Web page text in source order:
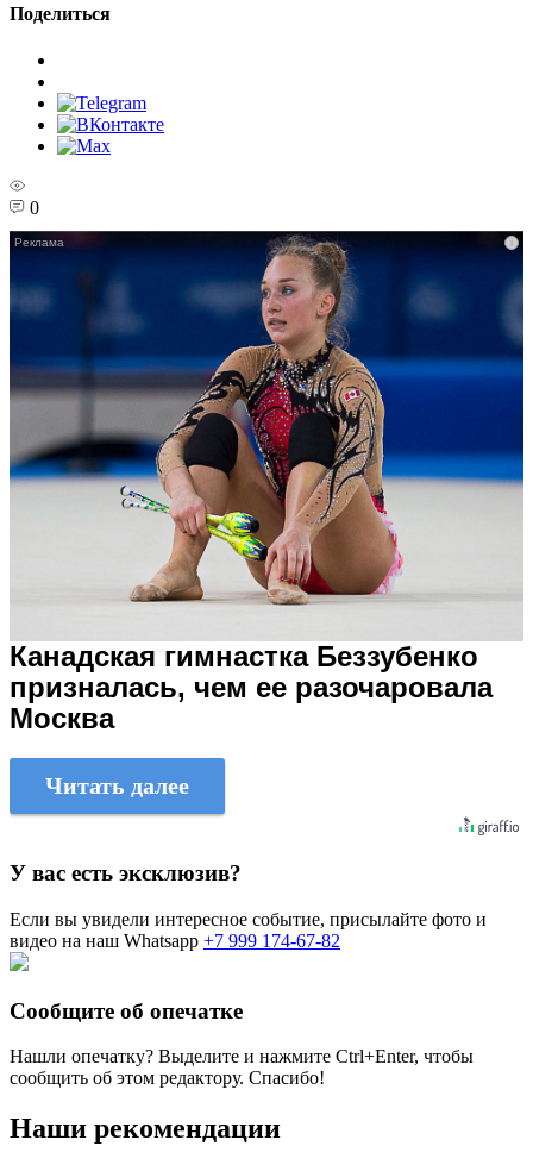
Поделиться
0
i
Канадская гимнастка Беззубенко
призналась, чем ее разочаровала
Москва
Читать далее
У вас есть эксклюзив?
Если вы увидели интересное событие, присылайте фото и
видео на наш Whatsapp +7 999 174-67-82
Сообщите об опечатке
Нашли опечатку? Выделите и нажмите Ctrl+Enter, чтобы
сообщить об этом редактору. Спасибо!
Наши рекомендации